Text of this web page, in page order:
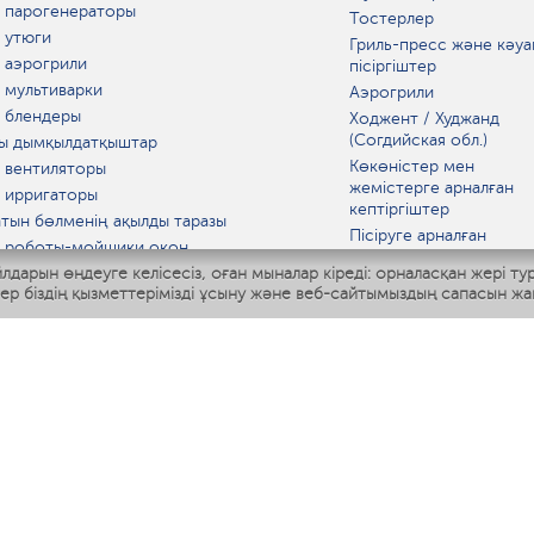
өңдеуге келісесіз, оған мыналар кіреді: орналасқан жері
біздің қызметтерімізді ұсыну және веб-сайтымыздың сапасын
дымқылдатқыштар
бөлменің ақылды таразы
роботы-мойщики окон
мультипісіргіш
IQ Home
Тостерлер
Гриль-пресс және
пісіргіштер
Аэрогрили
Ходжент / Худжанд
(Согдийская обл.)
Көкөністер мен
жемістерге арналған
кептіргіштер
Пісіруге арналған
аспаптар
Асүй таразылары